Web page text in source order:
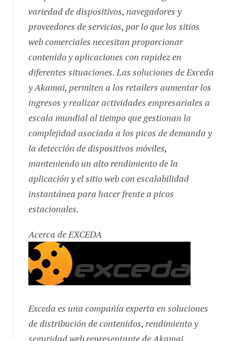
variedad de dispositivos, navegadores y
proveedores de servicios, por lo que los sitios
web comerciales necesitan proporcionar
contenido y aplicaciones con rapidez en
diferentes situaciones. Las soluciones de Exceda
y Akamai, permiten a los retailers aumentar los
ingresos y realizar actividades empresariales a
escala mundial al tiempo que gestionan la
complejidad asociada a los picos de demanda y
la detección de dispositivos móviles,
manteniendo un alto rendimiento de la
aplicación y el sitio web con escalabilidad
instantánea para hacer frente a picos
estacionales.
Acerca de EXCEDA
Exceda es una compañía experta en soluciones
de distribución de contenidos, rendimiento y
seguridad web representante de Akamai